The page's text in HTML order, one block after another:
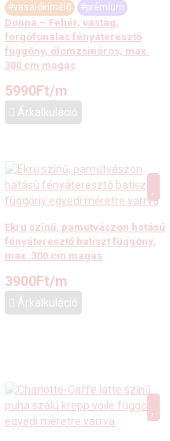
#vasalókímélő #prémium
Donna – Fehér, vastag,
forgófonalas fényáteresztő
függöny, ólomzsinóros, max.
300 cm magas
5990Ft/m
Árkalkuláció
Ekrü színű, pamutvászon hatású
fényáteresztő batiszt függöny,
max. 300 cm magas
3900Ft/m
Árkalkuláció